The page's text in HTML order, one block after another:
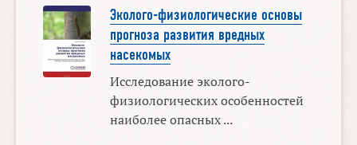
Эколого-физиологические основы
прогноза развития вредных
насекомых
Исследование эколого-
физиологических особенностей
наиболее опасных ...